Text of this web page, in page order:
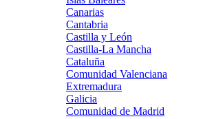
Canarias
Cantabria
Castilla y León
Castilla-La Mancha
Cataluña
Comunidad Valenciana
Extremadura
Galicia
Comunidad de Madrid